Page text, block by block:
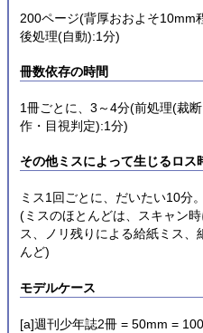
200ページ(背厚おおよそ10mm
後処理(自動):1分)
冊数依存の時間
1冊ごとに、3～4分(前処理(裁
作・目視判定):1分)
その他ミスによって生じるロス
ミス1回ごとに、だいたい10分。
(ミスのほとんどは、スキャン
ス、ノリ残りによる給紙ミス、
んど)
モデルケース
[a]週刊少年誌2冊 = 50mm =